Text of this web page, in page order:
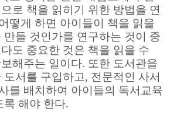
로 책을 읽히기 위한 방법을 연
떻게 하면 아이들이 책을 읽을
만들 것인가를 연구하는 것이 중
도 중요한 것은 책을 읽을 수
해주는 일이다. 또한 도서관을
도서를 구입하고, 전문적인 사서
를 배치하여 아이들의 독서교육
록 해야 한다.